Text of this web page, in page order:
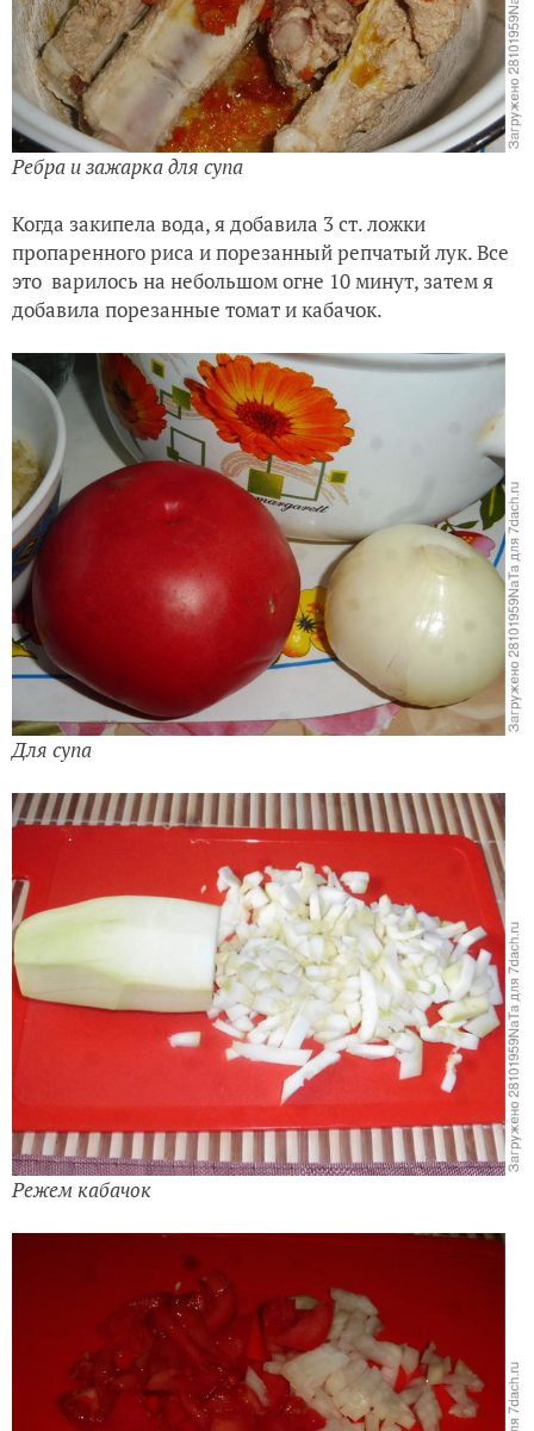
Ребра и зажарка для супа
Когда закипела вода, я добавила 3 ст. ложки
пропаренного риса и порезанный репчатый лук. Все
это варилось на небольшом огне 10 минут, затем я
добавила порезанные томат и кабачок.
Для супа
Режем кабачок